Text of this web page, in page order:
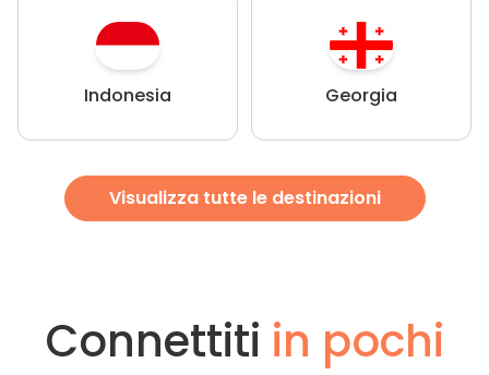
Indonesia Georgia
Visualizza tutte le destinazioni
Connettiti in pochi